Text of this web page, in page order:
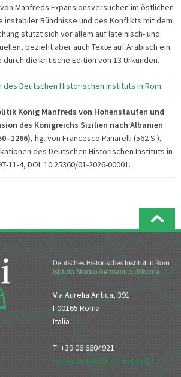
Manfreds Expansionsversuchen im östlichen
Bündnisse und des Konflikts mit dem
stützt sich vor allem auf lateinisch- und
bezieht aber auch Texte auf Arabisch ein.
die kritische Edition von 13 Urkunden.
des Deutschen Historischen Instituts in Rom
König Manfreds von Hohenstaufen und
des Königreichs Sizilien nach Albanien
, hg. von Francesco Panarelli (562 S.),
des Deutschen Historischen Instituts in
11-4, DOI: 10.25360/01-2026-00001.
Via Aurelia Antica, 391
I-00165 Roma
Italia
T: +39 06 6604921
reception[at]dhi-roma[dot]it